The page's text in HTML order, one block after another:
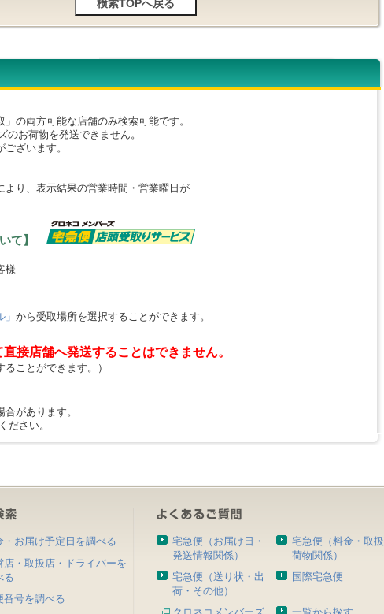
の両方可能な店舗のみ検索可能です。
お荷物を発送できません。
ざいます。
り、表示結果の営業時間・営業曜日が
いて】
様
から受取場所を選択することができます。
接店舗へ発送することはできません。
ることができます。）
があります。
ださい。
・お届け予定日を調べる
店・取扱店・ドライバーを
る
番号を調べる
宅急便（お届け日・
発送情報関係）
宅急便（料金・取扱
荷物関係）
宅急便（送り状・出
荷・その他）
国際宅急便